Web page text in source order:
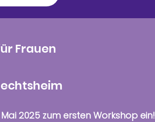
Frauen
Mai 2025 zum ersten Workshop ein!